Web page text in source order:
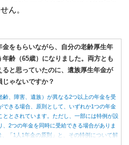
ん。
金をもらいながら、自分の老齢厚生年
年齢（65歳）になりました。両方とも
ると思っていたのに、遺族厚生年金が
じゃないですか？
齢、障害、遺族）が異なる2つ以上の年金を受
できる場合、原則として、いずれか1つの年金
ととされています。ただし、一部には特例が設
、2つの年金を同時に受給できる場合がありま
「1人1年金の原則」と、その特例について解